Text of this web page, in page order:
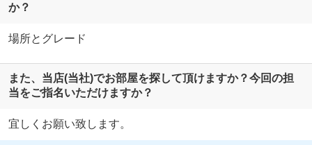
か？
場所とグレード
また、当店(当社)でお部屋を探して頂けますか？今回の担
当をご指名いただけますか？
宜しくお願い致します。